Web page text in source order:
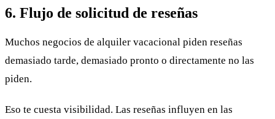
6. Flujo de solicitud de reseñas
Muchos negocios de alquiler vacacional piden reseñas
demasiado tarde, demasiado pronto o directamente no las
piden.
Eso te cuesta visibilidad. Las reseñas influyen en las